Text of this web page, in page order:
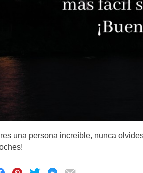
una persona increíble, nunca